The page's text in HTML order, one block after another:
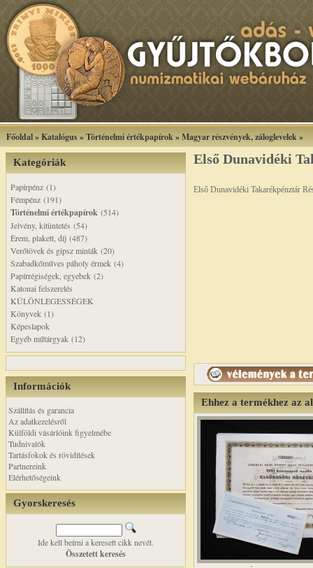
Főoldal»Katalógus»Történelmi értékpapírok»Magyar részvények, záloglevelek»
Kategóriák
Papírpénz (1)
Fémpénz (191)
Történelmi értékpapírok (514)
Jelvény, kitüntetés (54)
Érem, plakett, díj (487)
Verőtövek és gipsz minták (20)
Szabadkőműves páholy érmek (4)
Papírrégiségek, egyebek (2)
Katonai felszerelés
KÜLÖNLEGESSÉGEK
Könyvek (1)
Képeslapok
Egyéb műtárgyak (12)
Információk
Szállítás és garancia
Az adatkezelésről
Külföldi vásárlóink figyelmébe
Tudnivalók
Tartásfokok és rövidítések
Partnereink
Elérhetőségeink
Gyorskeresés
Ide kell beírni a keresett cikk nevét.
Összetett keresés
Első Dunavidéki
Első Dunavidéki Takarékpénztár
Ehhez a termékhez az